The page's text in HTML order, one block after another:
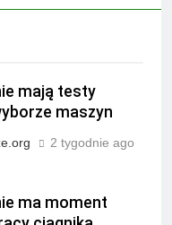
mają testy
maszyn
2 tygodnie ago
ma moment